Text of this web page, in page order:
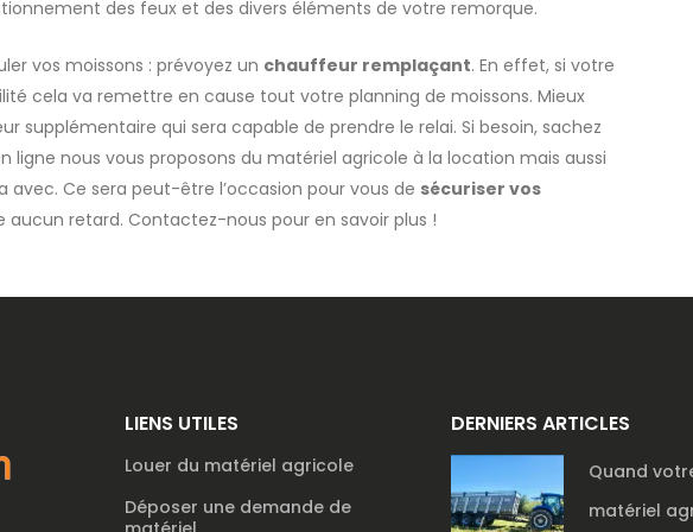
des feux et des divers éléments de votre remorque.
vos moissons : prévoyez un chauffeur remplaçant. En effet, si votre
cela va remettre en cause tout votre planning de moissons. Mieux
supplémentaire qui sera capable de prendre le relai. Si besoin, sachez
ligne nous vous proposons du matériel agricole à la location mais aussi
avec. Ce sera peut-être l’occasion pour vous de sécuriser vos
aucun retard. Contactez-nous pour en savoir plus !
LIENS UTILES
Louer du matériel agricole
Déposer une demande de
DERNIERS ARTICLES
Quand
matériel